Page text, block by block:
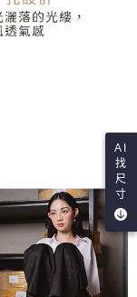
採取法律行動。
AI
找
尺
寸